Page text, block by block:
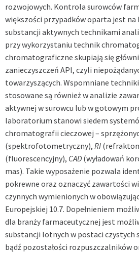
rozwojowych. Kontrola surowców
większości przypadków oparta jest na
substancji aktywnych technikami
przy wykorzystaniu technik
chromatograficzne skupiają się
zanieczyszczeń API, czyli
towarzyszących. Wspomniane
stosowane są również w analizie
aktywnej w surowcu lub w gotowym
laboratorium stanowi siedem
chromatografii cieczowej –
(spektrofotometryczny), RI
(fluorescencyjny), CAD (wyładowań
mas). Takie wyposażenie pozwala
pokrewne oraz oznaczyć zawartości
czynnych wymienionych w
Europejskiej 10.7. Dopełnieniem
dla branży farmaceutycznej jest
substancji lotnych w postaci czystych
bądź pozostałości rozpuszczalników